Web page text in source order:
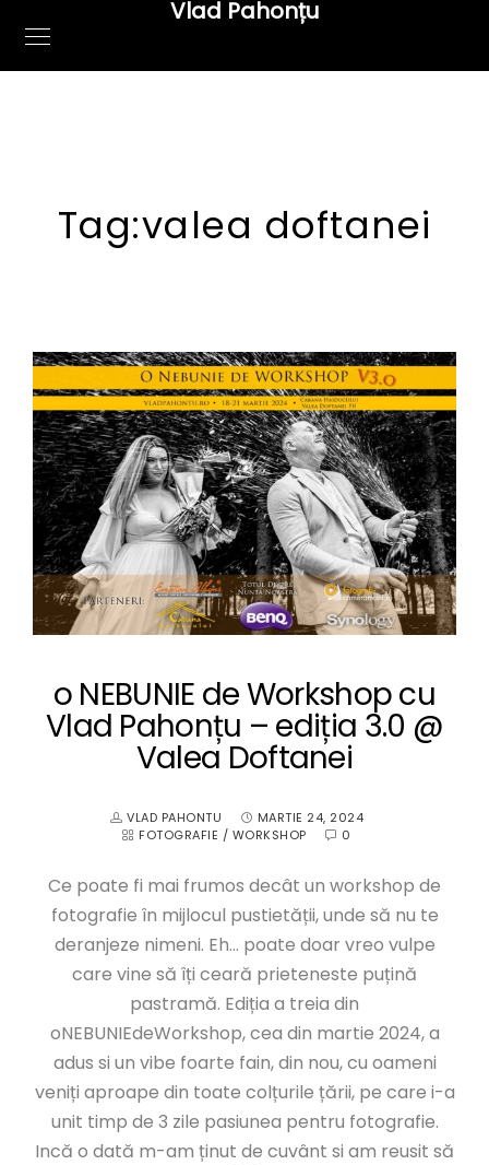
Vlad Pahonțu
Tag:valea doftanei
o NEBUNIE de Workshop cu
Vlad Pahonțu – ediția 3.0 @
Valea Doftanei
VLAD PAHONTU
MARTIE 24, 2024
FOTOGRAFIE / WORKSHOP 0
Ce poate fi mai frumos decât un workshop de
fotografie în mijlocul pustietății, unde să nu te
deranjeze nimeni. Eh… poate doar vreo vulpe
care vine să îți ceară prieteneste puțină
pastramă. Ediția a treia din
oNEBUNIEdeWorkshop, cea din martie 2024, a
adus si un vibe foarte fain, din nou, cu oameni
veniți aproape din toate colțurile țării, pe care i-a
unit timp de 3 zile pasiunea pentru fotografie.
Incă o dată m-am ținut de cuvânt si am reusit să